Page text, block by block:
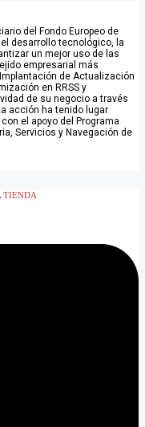
del Fondo Europeo de
desarrollo tecnológico, la
un mejor uso de las
empresarial más
de Actualización
en RRSS y
de su negocio a través
acción ha tenido lugar
el apoyo del Programa
Servicios y Navegación de
TIENDA